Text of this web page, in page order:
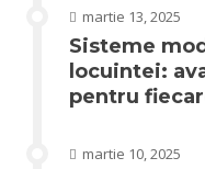
martie 13, 2025
Sisteme
locuintei:
pentru
martie 10, 2025